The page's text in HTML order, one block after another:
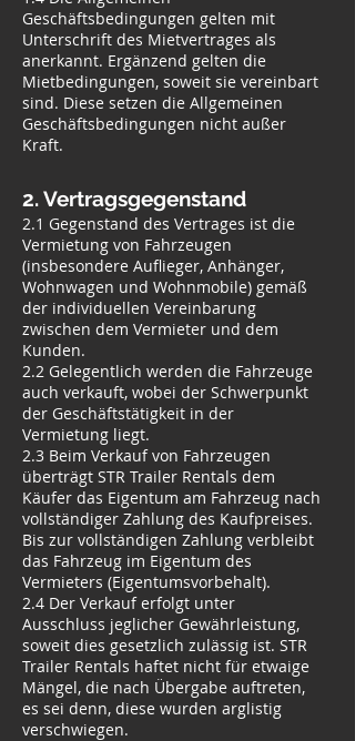
Geschäftsbedingungen gelten mit
Unterschrift des Mietvertrages als
anerkannt. Ergänzend gelten die
Mietbedingungen, soweit sie vereinbart
sind. Diese setzen die Allgemeinen
Geschäftsbedingungen nicht außer
Kraft.
2. Vertragsgegenstand
2.1 Gegenstand des Vertrages ist die
Vermietung von Fahrzeugen
(insbesondere Auflieger, Anhänger,
Wohnwagen und Wohnmobile) gemäß
der individuellen Vereinbarung
zwischen dem Vermieter und dem
Kunden.
2.2 Gelegentlich werden die Fahrzeuge
auch verkauft, wobei der Schwerpunkt
der Geschäftstätigkeit in der
Vermietung liegt.
2.3 Beim Verkauf von Fahrzeugen
überträgt STR Trailer Rentals dem
Käufer das Eigentum am Fahrzeug nach
vollständiger Zahlung des Kaufpreises.
Bis zur vollständigen Zahlung verbleibt
das Fahrzeug im Eigentum des
Vermieters (Eigentumsvorbehalt).
2.4 Der Verkauf erfolgt unter
Ausschluss jeglicher Gewährleistung,
soweit dies gesetzlich zulässig ist. STR
Trailer Rentals haftet nicht für etwaige
Mängel, die nach Übergabe auftreten,
es sei denn, diese wurden arglistig
verschwiegen.